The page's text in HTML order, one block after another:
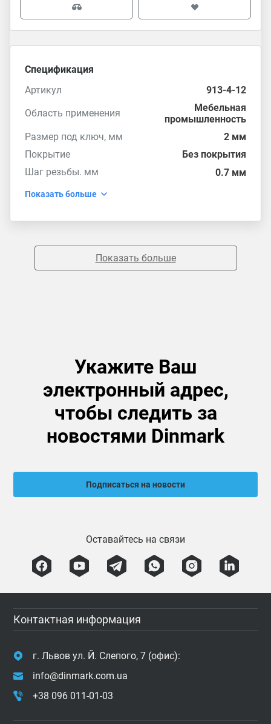
Спецификация
Артикул
913-4-12
Область применения
Мебельная
промышленность
Размер под ключ, мм
2 мм
Покрытие
Без покрытия
Шаг резьбы. мм
0.7 мм
Показать больше
Показать больше
Укажите Ваш
электронный адрес,
чтобы следить за
новостями Dinmark
Подписаться на новости
Оставайтесь на связи
Контактная информация
г. Львов ул. Й. Слепого, 7 (офис):
info@dinmark.com.ua
+38 096 011-01-03